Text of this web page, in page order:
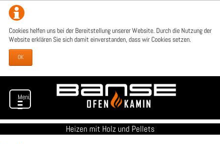
Cookies helfen uns bei der Bereitstellung unserer Website. Durch die Nutzung der
Website erklären Sie sich damit einverstanden, dass wir Cookies setzen.
OK
Menü
Heizen mit Holz und Pellets